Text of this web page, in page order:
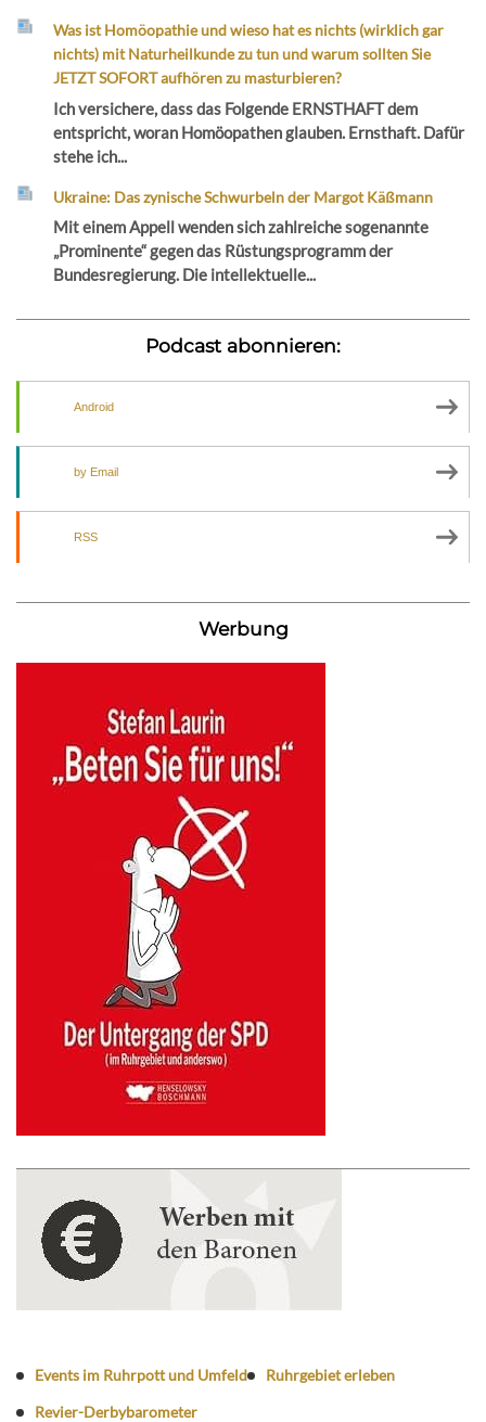
Was ist Homöopathie und wieso hat es nichts (wirklich gar
nichts) mit Naturheilkunde zu tun und warum sollten Sie
JETZT SOFORT aufhören zu masturbieren?
Ich versichere, dass das Folgende ERNSTHAFT dem
entspricht, woran Homöopathen glauben. Ernsthaft. Dafür
stehe ich...
Ukraine: Das zynische Schwurbeln der Margot Käßmann
Mit einem Appell wenden sich zahlreiche sogenannte
„Prominente“ gegen das Rüstungsprogramm der
Bundesregierung. Die intellektuelle...
Podcast abonnieren:
Android
by Email
RSS
Werbung
Events im Ruhrpott und Umfeld
Ruhrgebiet erleben
Revier-Derbybarometer